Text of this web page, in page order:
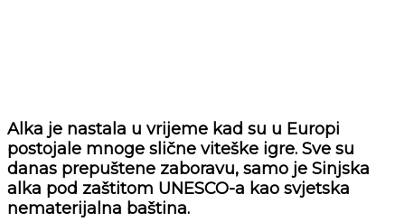
Alka je nastala u vrijeme kad su u Europi
postojale mnoge slične viteške igre. Sve su
danas prepuštene zaboravu, samo je Sinjska
alka pod zaštitom UNESCO-a kao svjetska
nematerijalna baština.